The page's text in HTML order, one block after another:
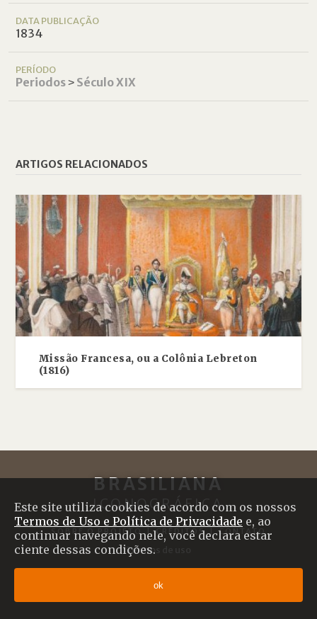
Este site utiliza cookies de acordo com os nossos
Termos de Uso e Política de Privacidade e, ao
continuar navegando nele, você declara estar
ciente dessas condições.
ok
DATA PUBLICAÇÃO
1834
PERÍODO
Periodos˃ Século XIX
ARTIGOS RELACIONADOS
Missão Francesa, ou a Colônia Lebreton
(1816)
BRASILIANA
ICONOGRÁFICA
SOBRE O PROJETO| CRÉDITOS |CONTATO
Termos de uso
© 2017 Brasiliana Iconográfica
Desenvolvido comShiro